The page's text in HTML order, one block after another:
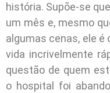
história. Supõe-se
um mês e, mesmo
algumas cenas, ele é
vida incrivelmente
questão de quem
o hospital foi